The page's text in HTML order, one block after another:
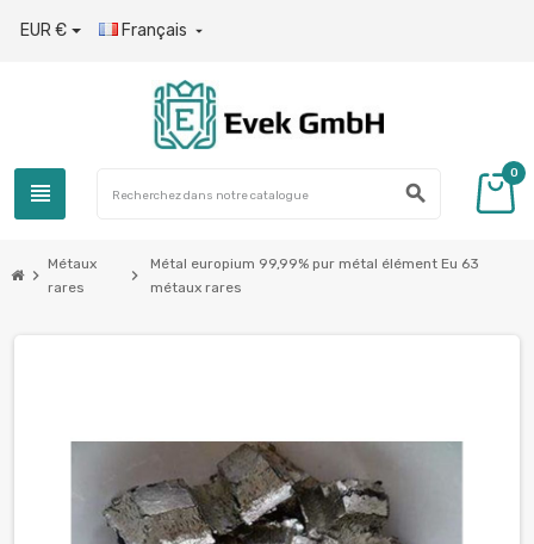
EUR € Français 
view_headline search
0
chevron_right
Métaux
rares
chevron_right
Métal europium 99,99% pur métal élément Eu 63
métaux rares